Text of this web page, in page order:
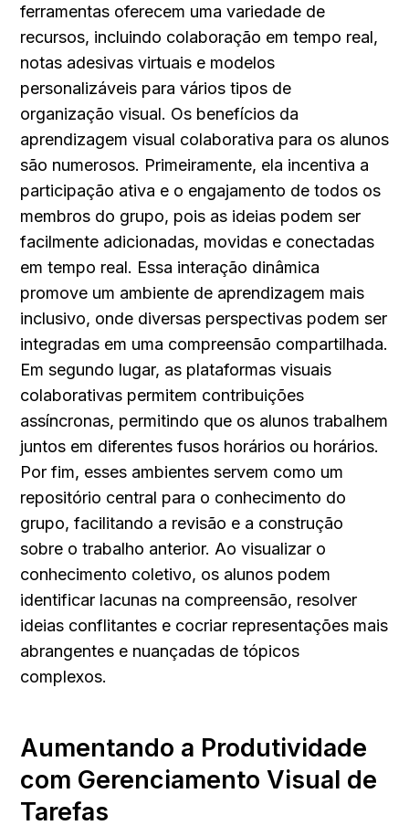
ferramentas oferecem uma variedade de
recursos, incluindo colaboração em tempo real,
notas adesivas virtuais e modelos
personalizáveis para vários tipos de
organização visual. Os benefícios da
aprendizagem visual colaborativa para os alunos
são numerosos. Primeiramente, ela incentiva a
participação ativa e o engajamento de todos os
membros do grupo, pois as ideias podem ser
facilmente adicionadas, movidas e conectadas
em tempo real. Essa interação dinâmica
promove um ambiente de aprendizagem mais
inclusivo, onde diversas perspectivas podem ser
integradas em uma compreensão compartilhada.
Em segundo lugar, as plataformas visuais
colaborativas permitem contribuições
assíncronas, permitindo que os alunos trabalhem
juntos em diferentes fusos horários ou horários.
Por fim, esses ambientes servem como um
repositório central para o conhecimento do
grupo, facilitando a revisão e a construção
sobre o trabalho anterior. Ao visualizar o
conhecimento coletivo, os alunos podem
identificar lacunas na compreensão, resolver
ideias conflitantes e cocriar representações mais
abrangentes e nuançadas de tópicos
complexos.
Aumentando a Produtividade
com Gerenciamento Visual de
Tarefas